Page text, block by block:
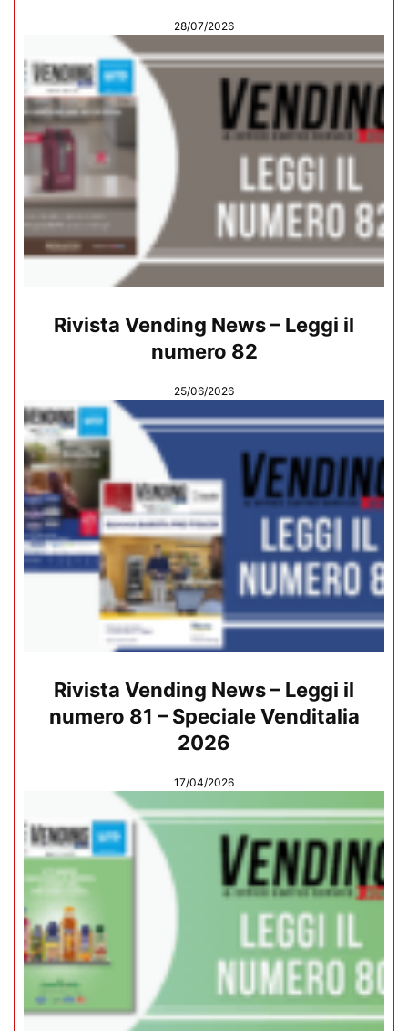
28/07/2026
Rivista Vending News – Leggi il
numero 82
25/06/2026
Rivista Vending News – Leggi il
numero 81 – Speciale Venditalia
2026
17/04/2026